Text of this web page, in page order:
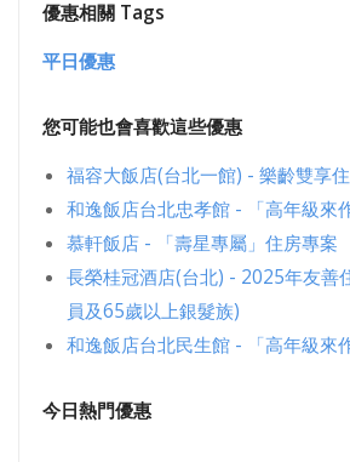
優惠相關 Tags
平日優惠
您可能也會喜歡這些優惠
福容大飯店(台北一館) - 樂齡雙享
和逸飯店台北忠孝館 - 「高年級來
慕軒飯店 - 「壽星專屬」住房專案
長榮桂冠酒店(台北) - 2025年友善
員及65歲以上銀髮族)
和逸飯店台北民生館 - 「高年級來
今日熱門優惠